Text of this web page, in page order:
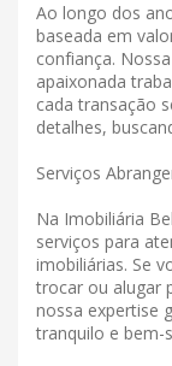
Ao longo dos
baseada em
confiança.
apaixonada
cada transação
detalhes,
Serviços
Na Imobiliária
serviços para
imobiliárias. Se
trocar ou alugar
nossa expertise
tranquilo e bem-